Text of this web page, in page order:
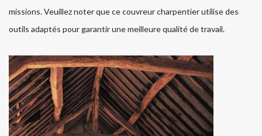
missions. Veuillez noter que ce couvreur charpentier utilise des
outils adaptés pour garantir une meilleure qualité de travail.